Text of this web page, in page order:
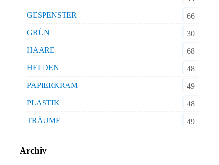
GESPENSTER
66
GRÜN
30
HAARE
68
HELDEN
48
PAPIERKRAM
49
PLASTIK
48
TRÄUME
49
Archiv